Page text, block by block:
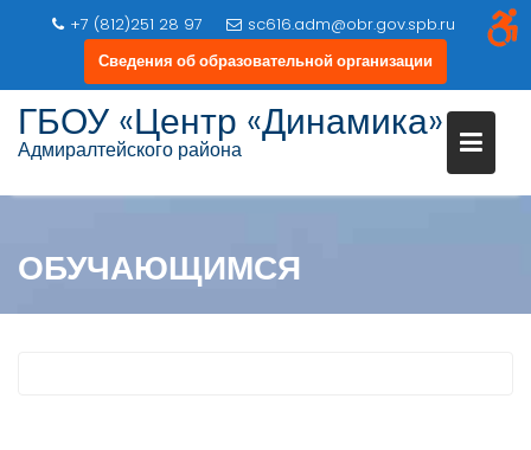
Перейти
содержимому
+7 (812)251 28 97
sc616.adm@obr.gov.spb.ru
Сведения об образовательной организации
ГБОУ «Центр «Динамика»
Адмиралтейского района
ОБУЧАЮЩИМСЯ